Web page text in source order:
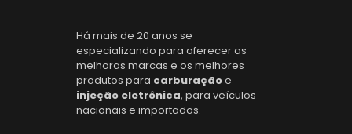
Há mais de 20 anos se
especializando para oferecer as
melhoras marcas e os melhores
produtos para carburaçãoe
injeção eletrônica, para veículos
nacionais e importados.